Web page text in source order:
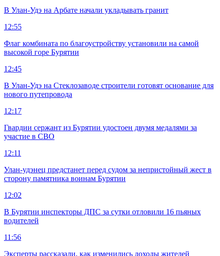
В Улан-Удэ на Арбате начали укладывать гранит
12:55
Флаг комбината по благоустройству установили на самой
высокой горе Бурятии
12:45
В Улан-Удэ на Стеклозаводе строители готовят основание для
нового путепровода
12:17
Гвардии сержант из Бурятии удостоен двумя медалями за
участие в СВО
12:11
Улан-удэнец предстанет перед судом за непристойный жест в
сторону памятника воинам Бурятии
12:02
В Бурятии инспекторы ДПС за сутки отловили 16 пьяных
водителей
11:56
Эксперты рассказали, как изменились доходы жителей